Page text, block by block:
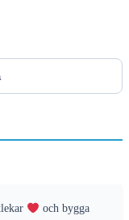
och bygga